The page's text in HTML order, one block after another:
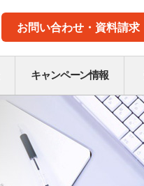
お問い合わせ・資料請求
キャンペーン情報